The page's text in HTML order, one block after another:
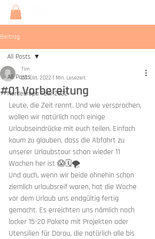
Beitrag
All Posts
Nordeuropa Tour 2022
All Posts
#01 Vorbereitung
Tim
20. Okt. 2022 1 Min. Lesezeit
Leute, die Zeit rennt. Und wie versprochen,
wollen wir natürlich noch einige
Urlaubseindrücke mit euch teilen. Einfach
kaum zu glauben, dass die Abfahrt zu
unserer Urlaubstour schon wieder 11
Wochen her ist 😱🗓🌪
Und auch, wenn wir beide ohnehin schon
ziemlich urlaubsreif waren, hat die Woche
vor dem Urlaub uns endgültig fertig
gemacht. Es erreichten uns nämlich noch
locker 15-20 Pakete mit Projekten oder
Utensilien für Darou, die natürlich alle bis